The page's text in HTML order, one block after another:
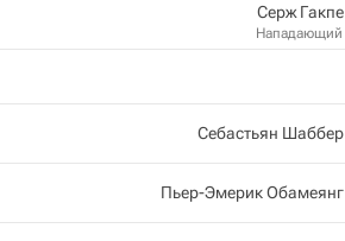
Серж Гакпе
Нападающий
Себастьян Шаббер
Пьер-Эмерик Обамеянг